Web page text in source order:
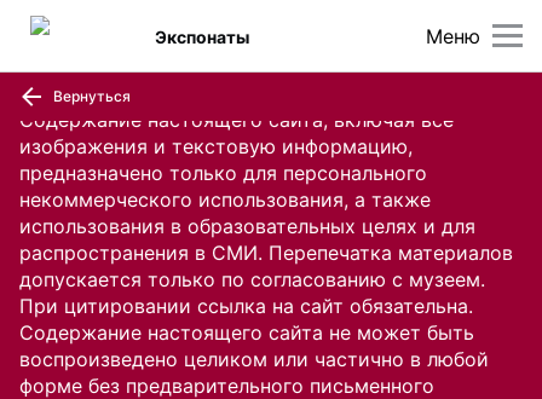
Содержание настоящего сайта, включая все
изображения и текстовую информацию,
предназначено только для персонального
некоммерческого использования, а также
использования в образовательных целях и для
распространения в СМИ. Перепечатка материалов
допускается только по согласованию с музеем.
При цитировании ссылка на сайт обязательна.
Содержание настоящего сайта не может быть
воспроизведено целиком или частично в любой
форме без предварительного письменного
Меню
Экспонаты
Вернуться